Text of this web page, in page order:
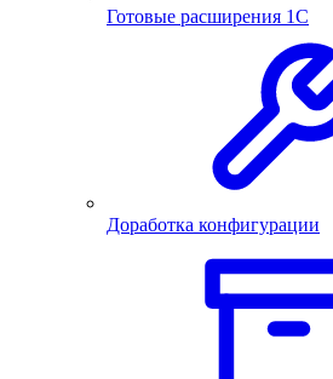
Готовые расширения 1С
Доработка конфигурации